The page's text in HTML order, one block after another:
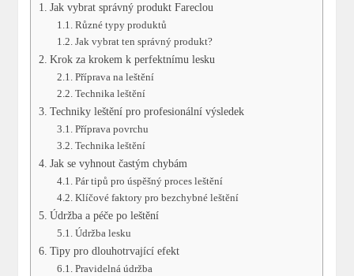
Jak vybrat správný produkt Fareclou
Různé typy produktů
Jak vybrat ten správný produkt?
Krok za krokem k perfektnímu lesku
Příprava na leštění
Technika leštění
Techniky leštění pro profesionální výsledek
Příprava povrchu
Technika leštění
Jak se vyhnout častým chybám
Pár tipů pro úspěšný proces leštění
Klíčové faktory pro bezchybné leštění
Údržba a péče po leštění
Údržba lesku
Tipy pro dlouhotrvající efekt
Pravidelná údržba